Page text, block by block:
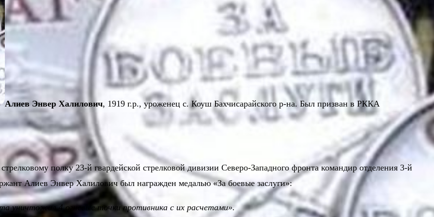
Алиев Энвер Халилович, 1919 г.р., уроженец с. Коуш Бахчисарайского р-на. Был призван в РККА
полку 23-й гвардейской стрелковой дивизии Северо-Западного фронта командир отделения 3-й
Алиев Энвер Халилович был награжден медалью «За боевые заслуги»:
уничтожил 4 огневые точки противника с их расчетами».